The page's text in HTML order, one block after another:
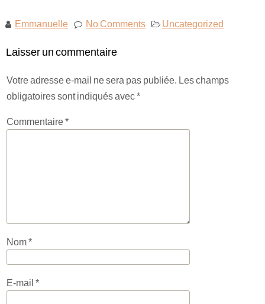
Emmanuelle No Comments Uncategorized
Laisser un commentaire
Votre adresse e-mail ne sera pas publiée. Les champs
obligatoires sont indiqués avec*
Commentaire*
Nom*
E-mail *